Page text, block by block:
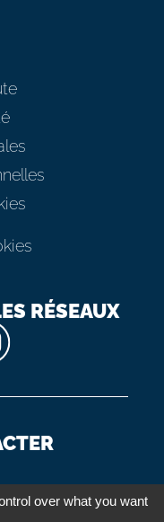
RÉSEAUX
over what you want